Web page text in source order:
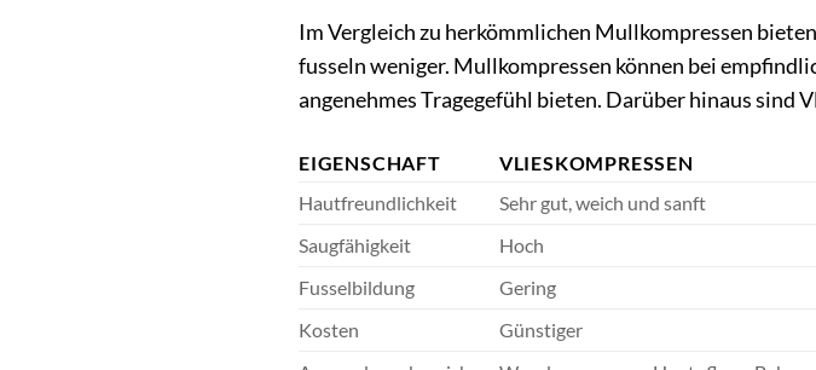
Im Vergleich zu herkömmlichen Mullkompressen
fusseln weniger. Mullkompressen können bei
angenehmes Tragegefühl bieten. Darüber hinaus sind
EIGENSCHAFT VLIESKOMPRESSEN
Hautfreundlichkeit
Sehr gut, weich und sanft
Saugfähigkeit
Hoch
Fusselbildung
Gering
Kosten
Günstiger